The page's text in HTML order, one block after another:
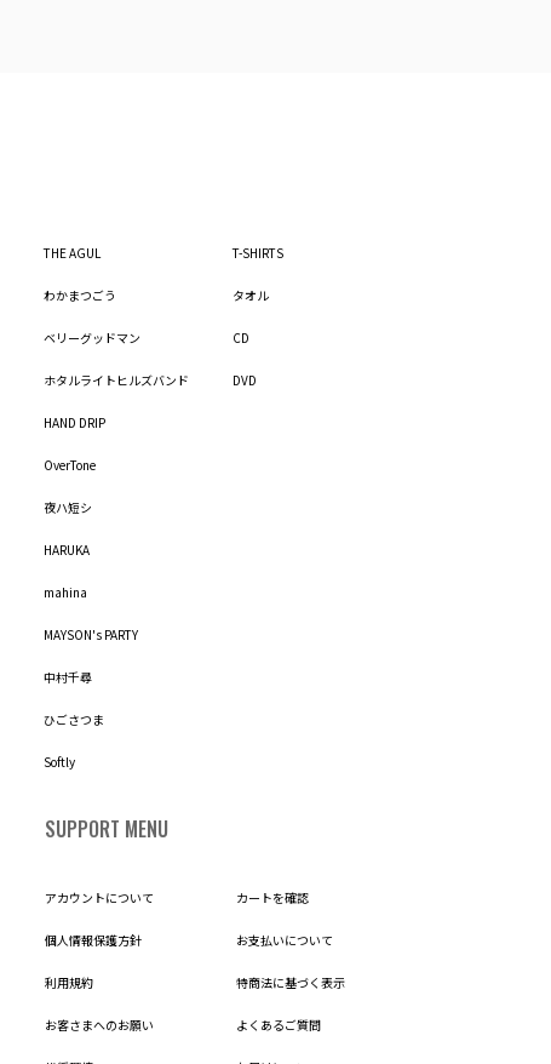
THE AGUL
わかまつごう
ベリーグッドマン
ホタルライトヒルズバンド
HAND DRIP
OverTone
夜ハ短シ
HARUKA
mahina
MAYSON's PARTY
中村千尋
ひごさつま
Softly
T-SHIRTS
タオル
CD
DVD
SUPPORT MENU
アカウントについて
個人情報保護方針
利用規約
お客さまへのお願い
カートを確認
お支払いについて
特商法に基づく表示
よくあるご質問